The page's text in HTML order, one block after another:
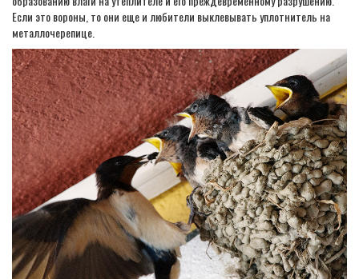
Если это вороны, то они еще и любители выклевывать уплотнитель на
металлочерепице.